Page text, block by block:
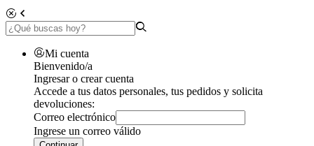
Mi cuenta
Bienvenido/a
Ingresar o crear cuenta
Accede a tus datos personales, tus pedidos y solicita
devoluciones:
Correo electrónico
Ingrese un correo válido